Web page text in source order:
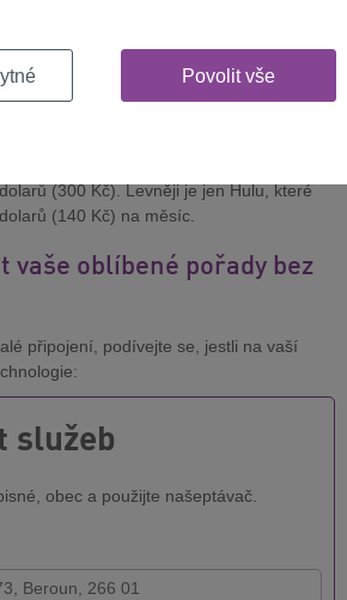
potěší i cenou. Bude levnější než
předplatného vás vyjde na7 dolarů
(300 Kč). Levněji je jen Hulu, které
(140 Kč) na měsíc.
vaše oblíbené pořady bez
připojení, podívejte se, jestli na vaší
služeb
obec a použijte našeptávač.
Povolit vše